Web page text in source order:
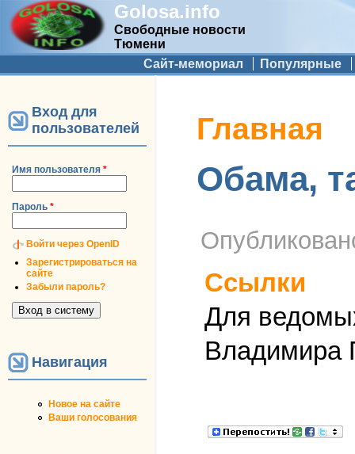
Golosa.info
Свободные новости
Тюмени
Дополнительное меню
Сайт-мемориал Популярные
Вход для
пользователей
Имя пользователя *
Пароль *
Войти через OpenID
Зарегистрироваться на
сайте
Забыли пароль?
Навигация
Новое на сайте
Ваши голосования
Вы здесь
Главная
Обама,
Ссылки
Для
Владимира